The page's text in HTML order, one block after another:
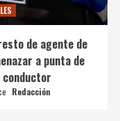
de agente de
a punta de
Redacción